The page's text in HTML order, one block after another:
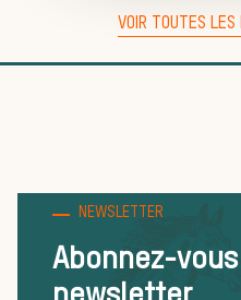
équipage
pratiques
VOIR TOUTES LES
NEWSLETTER
Abonnez-